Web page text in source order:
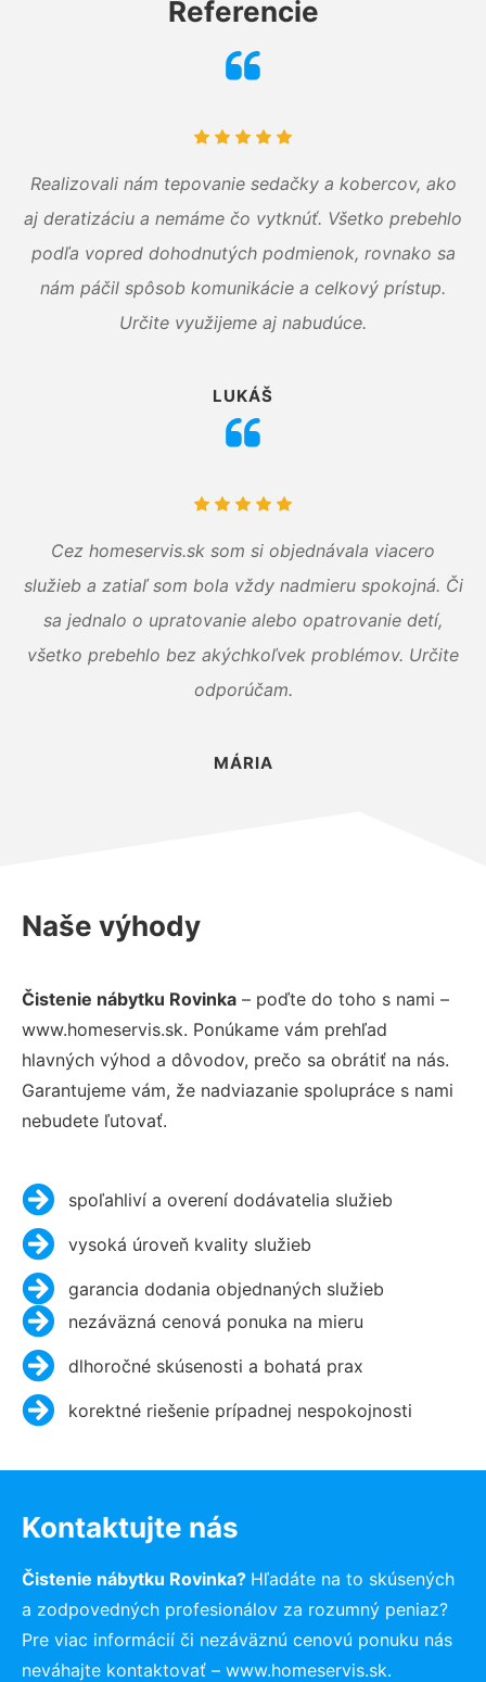
Referencie
Realizovali nám tepovanie sedačky a kobercov, ako
aj deratizáciu a nemáme čo vytknúť. Všetko prebehlo
podľa vopred dohodnutých podmienok, rovnako sa
nám páčil spôsob komunikácie a celkový prístup.
Určite využijeme aj nabudúce.
LUKÁŠ
Cez homeservis.sk som si objednávala viacero
služieb a zatiaľ som bola vždy nadmieru spokojná. Či
sa jednalo o upratovanie alebo opatrovanie detí,
všetko prebehlo bez akýchkoľvek problémov. Určite
odporúčam.
MÁRIA
Naše výhody
Čistenie nábytku Rovinka – poďte do toho s nami –
www.homeservis.sk. Ponúkame vám prehľad
hlavných výhod a dôvodov, prečo sa obrátiť na nás.
Garantujeme vám, že nadviazanie spolupráce s nami
nebudete ľutovať.
spoľahliví a overení dodávatelia služieb
vysoká úroveň kvality služieb
garancia dodania objednaných služieb
nezáväzná cenová ponuka na mieru
dlhoročné skúsenosti a bohatá prax
korektné riešenie prípadnej nespokojnosti
Kontaktujte nás
Čistenie nábytku Rovinka? Hľadáte na to skúsených
a zodpovedných profesionálov za rozumný peniaz?
Pre viac informácií či nezáväznú cenovú ponuku nás
neváhajte kontaktovať – www.homeservis.sk.